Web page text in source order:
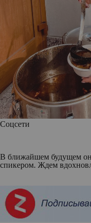
Соцсети
В ближайшем будущем
спикером. Ждем